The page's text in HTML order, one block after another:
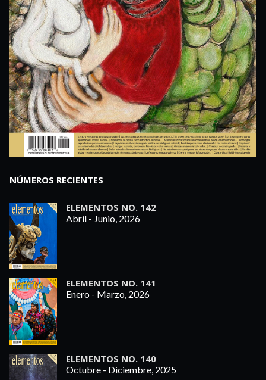
NÚMEROS RECIENTES
ELEMENTOS NO. 142
Abril - Junio, 2026
ELEMENTOS NO. 141
Enero - Marzo, 2026
ELEMENTOS NO. 140
Octubre - Diciembre, 2025